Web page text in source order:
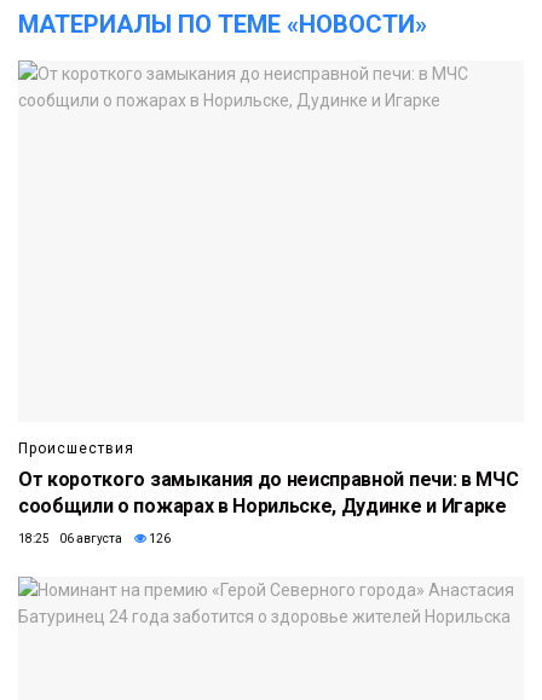
МАТЕРИАЛЫ ПО ТЕМЕ «НОВОСТИ»
Происшествия
От короткого замыкания до неисправной печи: в МЧС
сообщили о пожарах в Норильске, Дудинке и Игарке
18:25 06 августа 126